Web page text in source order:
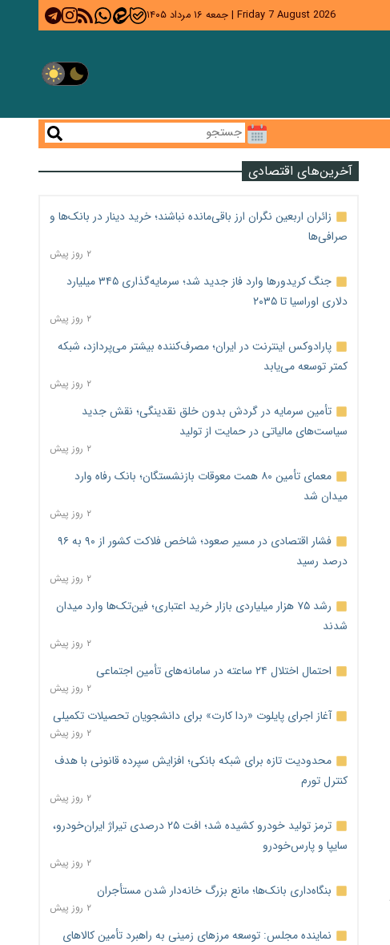
Friday 7 August 2026
| جمعه ۱۶ مرداد ۱۴۰۵
آخرین‌های اقتصادی
زائران اربعین نگران ارز باقی‌مانده نباشند؛ خرید دینار در بانک‌ها و
صرافی‌ها
۲ روز پیش
جنگ کریدورها وارد فاز جدید شد؛ سرمایه‌گذاری ۳۴۵ میلیارد
دلاری اوراسیا تا ۲۰۳۵
۲ روز پیش
پارادوکس اینترنت در ایران؛ مصرف‌کننده بیشتر می‌پردازد، شبکه
کمتر توسعه می‌یابد
۲ روز پیش
تأمین سرمایه در گردش بدون خلق نقدینگی؛ نقش جدید
سیاست‌های مالیاتی در حمایت از تولید
۲ روز پیش
معمای تأمین ۸۰ همت معوقات بازنشستگان؛ بانک رفاه وارد
میدان شد
۲ روز پیش
فشار اقتصادی در مسیر صعود؛ شاخص فلاکت کشور از ۹۰ به ۹۶
درصد رسید
۲ روز پیش
رشد ۷۵ هزار میلیاردی بازار خرید اعتباری؛ فین‌تک‌ها وارد میدان
شدند
۲ روز پیش
احتمال اختلال ۲۴ ساعته در سامانه‌های تأمین اجتماعی
۲ روز پیش
آغاز اجرای پایلوت «ردا کارت» برای دانشجویان تحصیلات تکمیلی
۲ روز پیش
محدودیت تازه برای شبکه بانکی؛ افزایش سپرده قانونی با هدف
کنترل تورم
۲ روز پیش
ترمز تولید خودرو کشیده شد؛ افت ۲۵ درصدی تیراژ ایران‌خودرو،
سایپا و پارس‌خودرو
۲ روز پیش
بنگاه‌داری بانک‌ها؛ مانع بزرگ خانه‌دار شدن مستأجران
۲ روز پیش
نماینده مجلس: توسعه مرزهای زمینی به راهبرد تأمین کالاهای